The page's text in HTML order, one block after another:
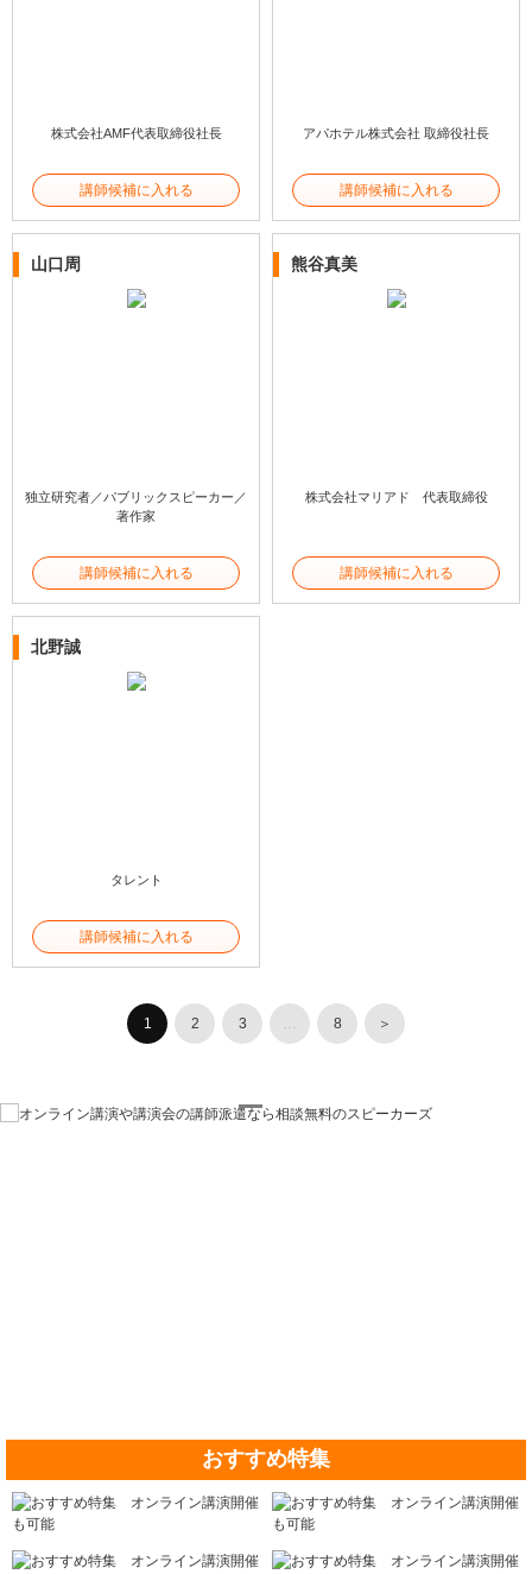
株式会社AMF代表取締役社長
講師候補に入れる
アパホテル株式会社 取締役社長
講師候補に入れる
山口周
独立研究者／パブリックスピーカー／
著作家
講師候補に入れる
熊谷真美
株式会社マリアド 代表取締役
講師候補に入れる
北野誠
タレント
講師候補に入れる
1 2 3 8 ＞
おすすめ特集